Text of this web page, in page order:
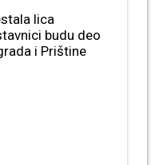
lica
budu deo
i Prištine